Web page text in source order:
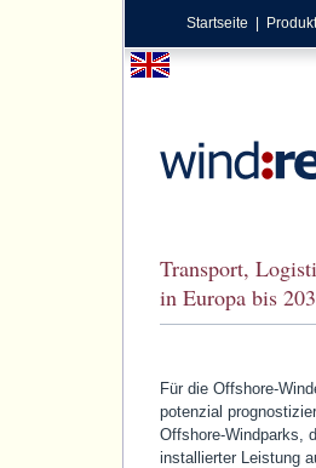
Startseite
Transport,
in Europa bis
Für die Offshore-
potenzial
Offshore-Windparks,
installierter Leistung